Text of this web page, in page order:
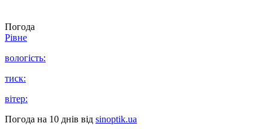
Погода
Рівне
вологість:
тиск:
вітер:
Погода на 10 днів від sinoptik.ua